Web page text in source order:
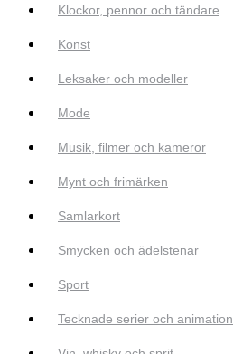
Klockor, pennor och tändare
Konst
Leksaker och modeller
Mode
Musik, filmer och kameror
Mynt och frimärken
Samlarkort
Smycken och ädelstenar
Sport
Tecknade serier och animation